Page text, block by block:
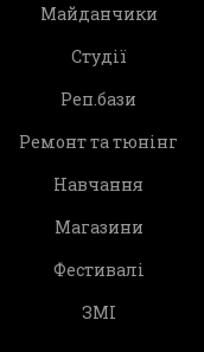
Майданчики
Студії
Реп.бази
Ремонт та тюнінг
Навчання
Магазини
Фестивалі
ЗМІ